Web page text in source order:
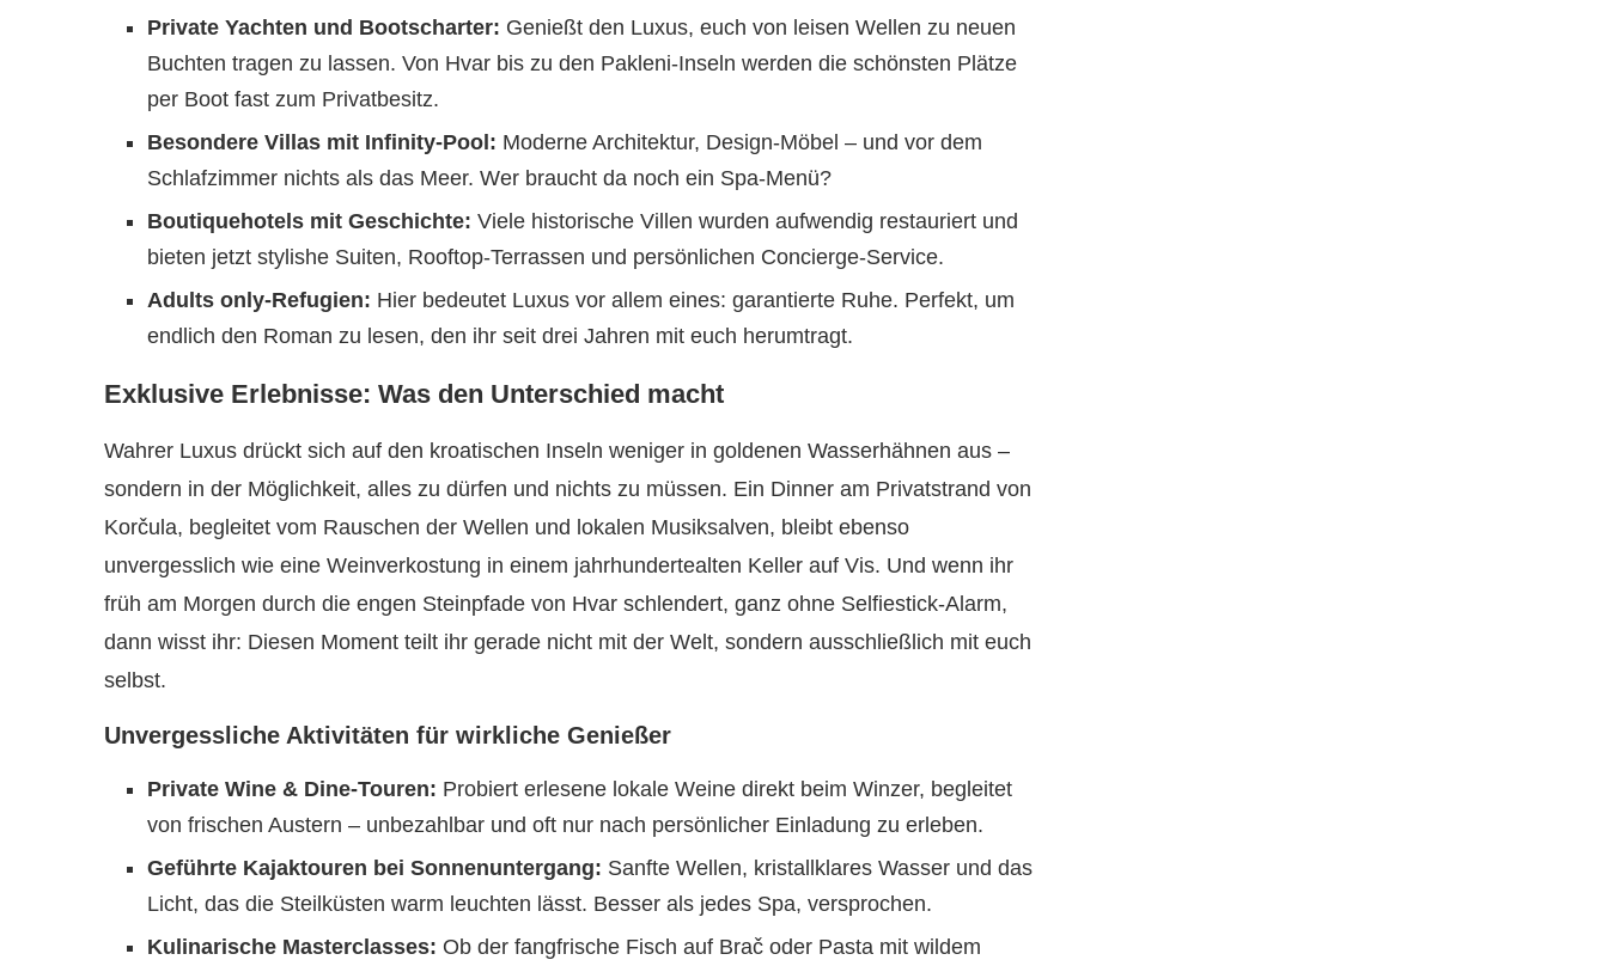
Private Yachten und Bootscharter: Genießt den Luxus, euch von leisen Wellen zu neuen
Buchten tragen zu lassen. Von Hvar bis zu den Pakleni-Inseln werden die schönsten Plätze
per Boot fast zum Privatbesitz.
Besondere Villas mit Infinity-Pool: Moderne Architektur, Design-Möbel – und vor dem
Schlafzimmer nichts als das Meer. Wer braucht da noch ein Spa-Menü?
Boutiquehotels mit Geschichte: Viele historische Villen wurden aufwendig restauriert und
bieten jetzt stylishe Suiten, Rooftop-Terrassen und persönlichen Concierge-Service.
Adults only-Refugien: Hier bedeutet Luxus vor allem eines: garantierte Ruhe. Perfekt, um
endlich den Roman zu lesen, den ihr seit drei Jahren mit euch herumtragt.
Exklusive Erlebnisse: Was den Unterschied macht
Wahrer Luxus drückt sich auf den kroatischen Inseln weniger in goldenen Wasserhähnen aus –
sondern in der Möglichkeit, alles zu dürfen und nichts zu müssen. Ein Dinner am Privatstrand von
Korčula, begleitet vom Rauschen der Wellen und lokalen Musiksalven, bleibt ebenso
unvergesslich wie eine Weinverkostung in einem jahrhundertealten Keller auf Vis. Und wenn ihr
früh am Morgen durch die engen Steinpfade von Hvar schlendert, ganz ohne Selfiestick-Alarm,
dann wisst ihr: Diesen Moment teilt ihr gerade nicht mit der Welt, sondern ausschließlich mit euch
selbst.
Unvergessliche Aktivitäten für wirkliche Genießer
Private Wine & Dine-Touren: Probiert erlesene lokale Weine direkt beim Winzer, begleitet
von frischen Austern – unbezahlbar und oft nur nach persönlicher Einladung zu erleben.
Geführte Kajaktouren bei Sonnenuntergang: Sanfte Wellen, kristallklares Wasser und das
Licht, das die Steilküsten warm leuchten lässt. Besser als jedes Spa, versprochen.
Kulinarische Masterclasses: Ob der fangfrische Fisch auf Brač oder Pasta mit wildem